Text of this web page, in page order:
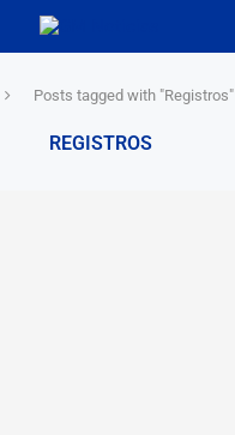
Posts tagged with "Registros"
REGISTROS